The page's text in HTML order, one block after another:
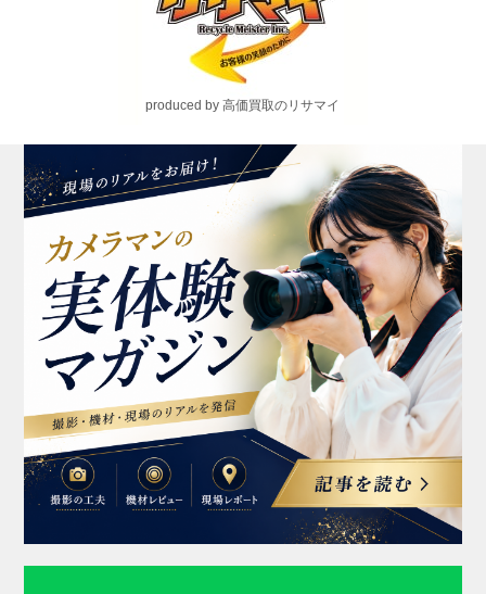
produced by 高価買取のリサマイ